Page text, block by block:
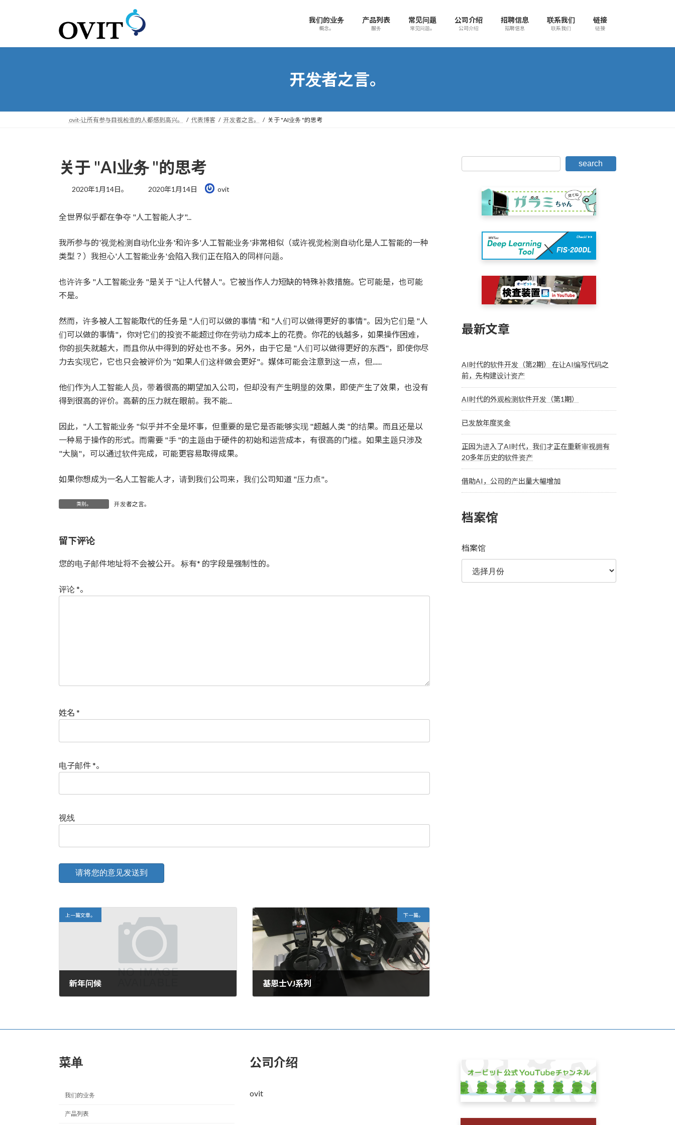
我们的业务
概念。
产品列表
服务
常见问题
常见问题。
公司介绍
公司介绍
招聘信息
招聘信息
联系我们
联系我们
链接
链接
开发者之言。
ovit-让所有参与目视检查的人都感到高兴。 代表博客 开发者之言。 关于 "AI业务 "的思考
关于 "AI业务 "的思考
2020年1月14日。
最
新
间：
2020年1月14日 ovit
全世界似乎都在争夺 "人工智能人才"...
我所参与的'视觉检测自动化业务'和许多'人工智能业务'非常相似（或许视觉检测自动化是人工智能的一种
类型？）我担心'人工智能业务'会陷入我们正在陷入的同样问题。
也许许多 "人工智能业务 "是关于 "让人代替人"。它被当作人力短缺的特殊补救措施。它可能是，也可能
不是。
然而，许多被人工智能取代的任务是 "人们可以做的事情 "和 "人们可以做得更好的事情"。因为它们是 "人
们可以做的事情"，你对它们的投资不能超过你在劳动力成本上的花费。你花的钱越多，如果操作困难，
你的损失就越大，而且你从中得到的好处也不多。另外，由于它是 "人们可以做得更好的东西"，即使你尽
力去实现它，它也只会被评价为 "如果人们这样做会更好"。媒体可能会注意到这一点，但......
他们作为人工智能人员，带着很高的期望加入公司，但却没有产生明显的效果，即使产生了效果，也没有
得到很高的评价。高薪的压力就在眼前。我不能...
因此，"人工智能业务 "似乎并不全是坏事，但重要的是它是否能够实现 "超越人类 "的结果。而且还是以
一种易于操作的形式。而需要 "手 "的主题由于硬件的初始和运营成本，有很高的门槛。如果主题只涉及
"大脑"，可以通过软件完成，可能更容易取得成果。
如果你想成为一名人工智能人才，请到我们公司来，我们公司知道 "压力点"。
类别。 开发者之言。
留下评论
您的电子邮件地址将不会被公开。 标有* 的字段是强制性的。
评论*。
姓名 *
电子邮件*。
视线
上一篇文章。
新年问候
下一篇。
基恩士VJ系列
search
最新文章
AI时代的软件开发（第2期） 在让AI编写代码之
前，先构建设计资产
AI时代的外观检测软件开发（第1期）
已发放年度奖金
正因为进入了AI时代，我们才正在重新审视拥有
20多年历史的软件资产
借助AI，公司的产出量大幅增加
档案馆
档案馆
菜单
我们的业务
产品列表
公司介绍
ovit